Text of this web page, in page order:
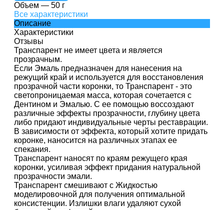
Объем — 50 г
Все характеристики
Описание
Характеристики
Отзывы
Транспарент не имеет цвета и является
прозрачным.
Если Эмаль предназначен для нанесения на
режущий край и используется для восстановления
прозрачной части коронки, то Транспарент - это
светопроницаемая масса, которая сочетается с
Дентином и Эмалью. С ее помощью воссоздают
различные эффекты прозрачности, глубину цвета
либо придают индивидуальные черты реставрации.
В зависимости от эффекта, который хотите придать
коронке, наносится на различных этапах ее
спекания.
Транспарент наносят по краям режущего края
коронки, усиливая эффект придания натуральной
прозрачности эмали.
Транспарент смешивают с Жидкостью
моделировочной для получения оптимальной
консистенции. Излишки влаги удаляют сухой